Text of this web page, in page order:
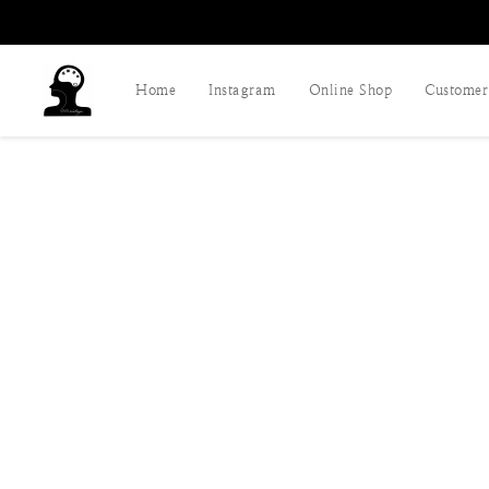
Home Instagram Online Shop